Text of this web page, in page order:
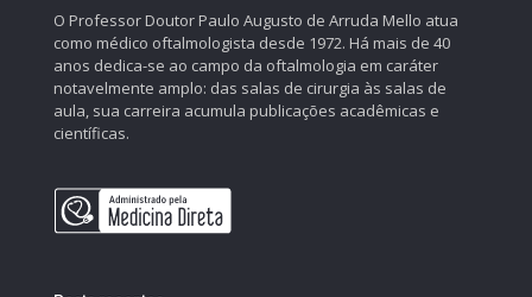
O Professor Doutor Paulo Augusto de Arruda Mello atua
como médico oftalmologista desde 1972. Há mais de 40
anos dedica-se ao campo da oftalmologia em caráter
notavelmente amplo: das salas de cirurgia às salas de
aula, sua carreira acumula publicações acadêmicas e
científicas.